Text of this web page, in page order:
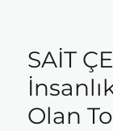
SAİT
Olan